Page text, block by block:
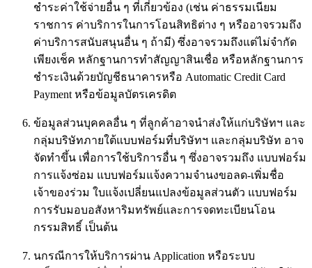
ชำระค่าใช้จ่ายอื่น ๆ ที่เกี่ยวข้อง (เช่น ค่าธรรมเนียม
ราชการ ค่าบริการในการโอนสิทธิต่าง ๆ หรืออาจรวมถึง
ค่าบริการสนับสนุนอื่น ๆ ถ้ามี) ซึ่งอาจรวมถึงแต่ไม่จำกัด
เพียงเช็ค หลักฐานการทำสัญญาสินเชื่อ หรือหลักฐานการ
ชำระเงินด้วยบัญชีธนาคารหรือ Automatic Credit Card
Payment หรือข้อมูลบัตรเครดิต
ข้อมูลส่วนบุคคลอื่น ๆ ที่ลูกค้าอาจนำส่งให้แก่บริษัทฯ และ
กลุ่มบริษัทภายใต้แบบฟอร์มที่บริษัทฯ และกลุ่มบริษัท อาจ
จัดทำขึ้น เพื่อการใช้บริการอื่น ๆ ซึ่งอาจรวมถึง แบบฟอร์ม
การแจ้งซ่อม แบบฟอร์มแจ้งความจำนงขอลด-เพิ่มชื่อ
เจ้าของร่วม ใบแจ้งเปลี่ยนแปลงข้อมูลส่วนตัว แบบฟอร์ม
การรับมอบอสังหาริมทรัพย์และการจดทะเบียนโอน
กรรมสิทธิ์ เป็นต้น
นกรณีการให้บริการผ่าน Application หรือระบบ